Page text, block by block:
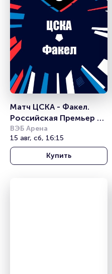
Матч ЦСКА - Факел.
Российская Премьер
Лига
ВЭБ Арена
15 авг, сб, 16:15
Купить